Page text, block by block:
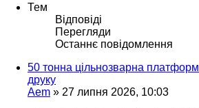
Тем
Відповіді
Перегляди
Останнє повідомлення
50 тонна цільнозварна
друку
Aem » 27 липня 2026, 10:03